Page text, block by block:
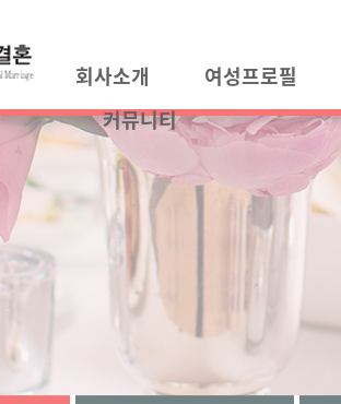
회사소개
여성프로필
커뮤니티